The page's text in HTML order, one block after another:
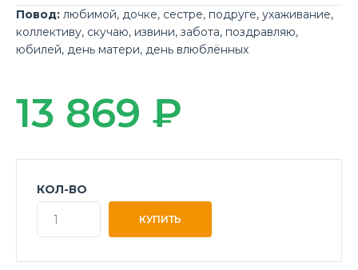
Повод: любимой, дочке, сестре, подруге, ухаживание,
коллективу, скучаю, извини, забота, поздравляю,
юбилей, день матери, день влюблённых
13 869 ₽
КОЛ-ВО